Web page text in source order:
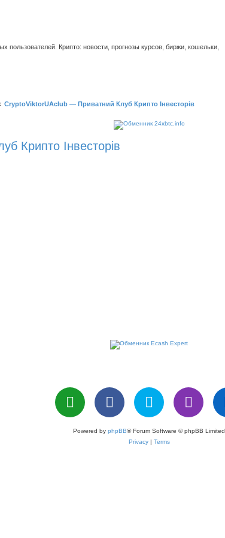
пользователей. Крипто: новости, прогнозы курсов, биржи, кошельки,
CryptoViktorUAclub — Приватний Клуб Крипто Інвесторів
Крипто Інвесторів
Powered by phpBB® Forum Software © phpBB Limited
Privacy| Terms